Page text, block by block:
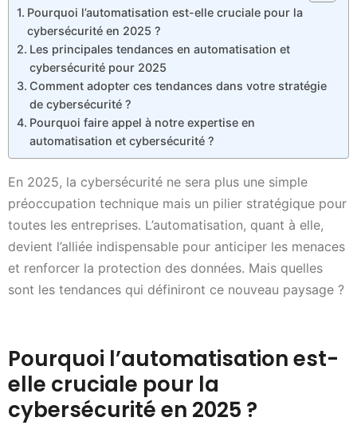
Pourquoi l’automatisation est-elle cruciale pour la
cybersécurité en 2025 ?
Les principales tendances en automatisation et
cybersécurité pour 2025
Comment adopter ces tendances dans votre stratégie
de cybersécurité ?
Pourquoi faire appel à notre expertise en
automatisation et cybersécurité ?
En 2025, la cybersécurité ne sera plus une simple
préoccupation technique mais un pilier stratégique pour
toutes les entreprises. L’automatisation, quant à elle,
devient l’alliée indispensable pour anticiper les menaces
et renforcer la protection des données. Mais quelles
sont les tendances qui définiront ce nouveau paysage ?
Pourquoi l’automatisation est-
elle cruciale pour la
cybersécurité en 2025 ?